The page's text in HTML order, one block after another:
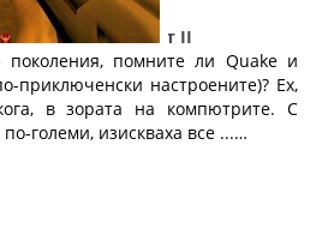
и геймингът: Част II
поколения, помните ли Quake и
приключенски настроените)? Ех,
в зората на компютрите. С
по-големи, изискваха все ...…